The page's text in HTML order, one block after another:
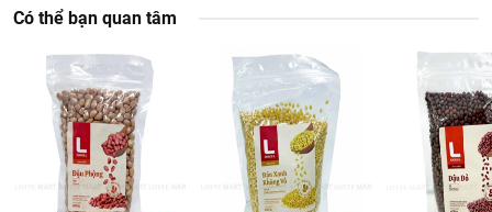
Có thể bạn quan tâm